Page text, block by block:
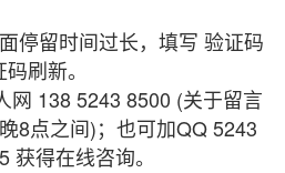
停留时间过长，填写 验证码
刷新。
网 138 5243 8500 (关于留言
8点之间)；也可加QQ 5243
获得在线咨询。